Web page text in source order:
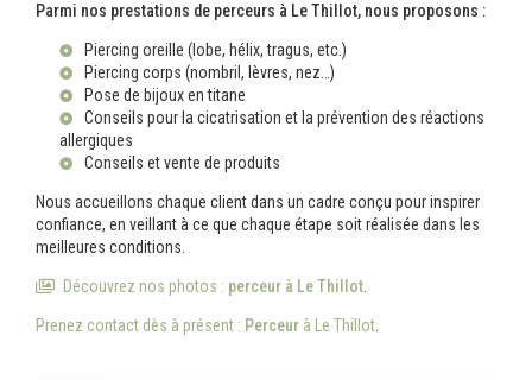
Parmi nos prestations de perceurs à Le Thillot, nous proposons :
Piercing oreille (lobe, hélix, tragus, etc.)
Piercing corps (nombril, lèvres, nez…)
Pose de bijoux en titane
Conseils pour la cicatrisation et la prévention des réactions
allergiques
Conseils et vente de produits
Nous accueillons chaque client dans un cadre conçu pour inspirer
confiance, en veillant à ce que chaque étape soit réalisée dans les
meilleures conditions.
Découvrez nos photos : perceur à Le Thillot
Prenez contact dès à présent : Perceur à Le Thillot